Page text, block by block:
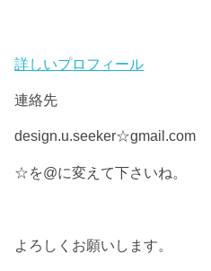
詳しいプロフィール
連絡先
design.u.seeker☆gmail.com
☆を@に変えて下さいね。
よろしくお願いします。